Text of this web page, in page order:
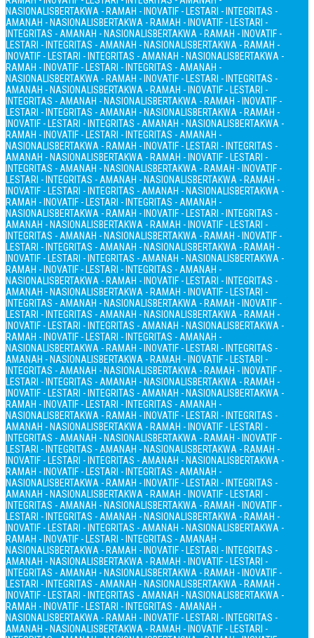
NASIONALISBERTAKWA - RAMAH - INOVATIF - LESTARI - INTEGRITAS -
AMANAH - NASIONALISBERTAKWA - RAMAH - INOVATIF - LESTARI -
INTEGRITAS - AMANAH - NASIONALISBERTAKWA - RAMAH - INOVATIF -
LESTARI - INTEGRITAS - AMANAH - NASIONALISBERTAKWA - RAMAH -
INOVATIF - LESTARI - INTEGRITAS - AMANAH - NASIONALISBERTAKWA -
RAMAH - INOVATIF - LESTARI - INTEGRITAS - AMANAH -
NASIONALISBERTAKWA - RAMAH - INOVATIF - LESTARI - INTEGRITAS -
AMANAH - NASIONALISBERTAKWA - RAMAH - INOVATIF - LESTARI -
INTEGRITAS - AMANAH - NASIONALISBERTAKWA - RAMAH - INOVATIF -
LESTARI - INTEGRITAS - AMANAH - NASIONALISBERTAKWA - RAMAH -
INOVATIF - LESTARI - INTEGRITAS - AMANAH - NASIONALISBERTAKWA -
RAMAH - INOVATIF - LESTARI - INTEGRITAS - AMANAH -
NASIONALISBERTAKWA - RAMAH - INOVATIF - LESTARI - INTEGRITAS -
AMANAH - NASIONALISBERTAKWA - RAMAH - INOVATIF - LESTARI -
INTEGRITAS - AMANAH - NASIONALISBERTAKWA - RAMAH - INOVATIF -
LESTARI - INTEGRITAS - AMANAH - NASIONALISBERTAKWA - RAMAH -
INOVATIF - LESTARI - INTEGRITAS - AMANAH - NASIONALISBERTAKWA -
RAMAH - INOVATIF - LESTARI - INTEGRITAS - AMANAH -
NASIONALISBERTAKWA - RAMAH - INOVATIF - LESTARI - INTEGRITAS -
AMANAH - NASIONALISBERTAKWA - RAMAH - INOVATIF - LESTARI -
INTEGRITAS - AMANAH - NASIONALISBERTAKWA - RAMAH - INOVATIF -
LESTARI - INTEGRITAS - AMANAH - NASIONALISBERTAKWA - RAMAH -
INOVATIF - LESTARI - INTEGRITAS - AMANAH - NASIONALISBERTAKWA -
RAMAH - INOVATIF - LESTARI - INTEGRITAS - AMANAH -
NASIONALISBERTAKWA - RAMAH - INOVATIF - LESTARI - INTEGRITAS -
AMANAH - NASIONALISBERTAKWA - RAMAH - INOVATIF - LESTARI -
INTEGRITAS - AMANAH - NASIONALISBERTAKWA - RAMAH - INOVATIF -
LESTARI - INTEGRITAS - AMANAH - NASIONALISBERTAKWA - RAMAH -
INOVATIF - LESTARI - INTEGRITAS - AMANAH - NASIONALISBERTAKWA -
RAMAH - INOVATIF - LESTARI - INTEGRITAS - AMANAH -
NASIONALISBERTAKWA - RAMAH - INOVATIF - LESTARI - INTEGRITAS -
AMANAH - NASIONALISBERTAKWA - RAMAH - INOVATIF - LESTARI -
INTEGRITAS - AMANAH - NASIONALISBERTAKWA - RAMAH - INOVATIF -
LESTARI - INTEGRITAS - AMANAH - NASIONALISBERTAKWA - RAMAH -
INOVATIF - LESTARI - INTEGRITAS - AMANAH - NASIONALISBERTAKWA -
RAMAH - INOVATIF - LESTARI - INTEGRITAS - AMANAH -
NASIONALISBERTAKWA - RAMAH - INOVATIF - LESTARI - INTEGRITAS -
AMANAH - NASIONALISBERTAKWA - RAMAH - INOVATIF - LESTARI -
INTEGRITAS - AMANAH - NASIONALISBERTAKWA - RAMAH - INOVATIF -
LESTARI - INTEGRITAS - AMANAH - NASIONALISBERTAKWA - RAMAH -
INOVATIF - LESTARI - INTEGRITAS - AMANAH - NASIONALISBERTAKWA -
RAMAH - INOVATIF - LESTARI - INTEGRITAS - AMANAH -
NASIONALISBERTAKWA - RAMAH - INOVATIF - LESTARI - INTEGRITAS -
AMANAH - NASIONALISBERTAKWA - RAMAH - INOVATIF - LESTARI -
INTEGRITAS - AMANAH - NASIONALISBERTAKWA - RAMAH - INOVATIF -
LESTARI - INTEGRITAS - AMANAH - NASIONALISBERTAKWA - RAMAH -
INOVATIF - LESTARI - INTEGRITAS - AMANAH - NASIONALISBERTAKWA -
RAMAH - INOVATIF - LESTARI - INTEGRITAS - AMANAH -
NASIONALISBERTAKWA - RAMAH - INOVATIF - LESTARI - INTEGRITAS -
AMANAH - NASIONALISBERTAKWA - RAMAH - INOVATIF - LESTARI -
INTEGRITAS - AMANAH - NASIONALISBERTAKWA - RAMAH - INOVATIF -
LESTARI - INTEGRITAS - AMANAH - NASIONALISBERTAKWA - RAMAH -
INOVATIF - LESTARI - INTEGRITAS - AMANAH - NASIONALISBERTAKWA -
RAMAH - INOVATIF - LESTARI - INTEGRITAS - AMANAH -
NASIONALISBERTAKWA - RAMAH - INOVATIF - LESTARI - INTEGRITAS -
AMANAH - NASIONALISBERTAKWA - RAMAH - INOVATIF - LESTARI -